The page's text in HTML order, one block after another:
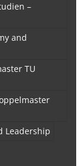
–
and
TU
Leadership